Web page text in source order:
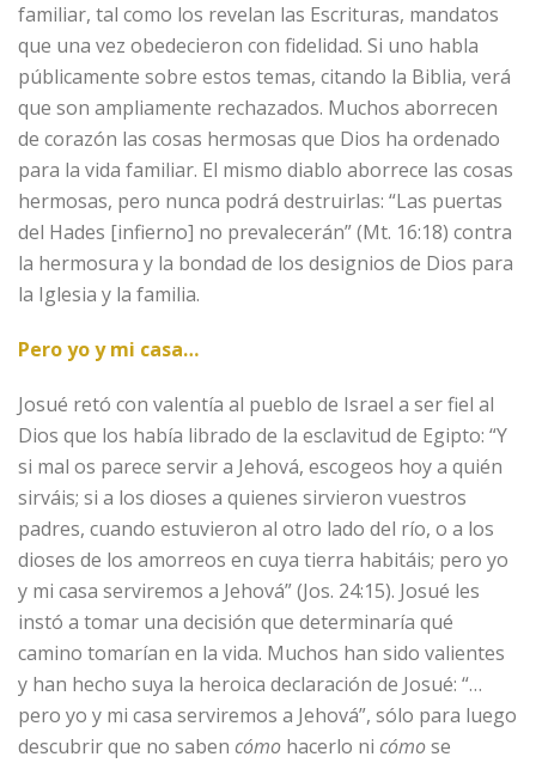
familiar, tal como los revelan las Escrituras, mandatos
que una vez obedecieron con fidelidad. Si uno habla
públicamente sobre estos temas, citando la Biblia, verá
que son ampliamente rechazados. Muchos aborrecen
de corazón las cosas hermosas que Dios ha ordenado
para la vida familiar. El mismo diablo aborrece las cosas
hermosas, pero nunca podrá destruirlas: “Las puertas
del Hades [infierno] no prevalecerán” (Mt. 16:18) contra
la hermosura y la bondad de los designios de Dios para
la Iglesia y la familia.
Pero yo y mi casa…
Josué retó con valentía al pueblo de Israel a ser fiel al
Dios que los había librado de la esclavitud de Egipto: “Y
si mal os parece servir a Jehová, escogeos hoy a quién
sirváis; si a los dioses a quienes sirvieron vuestros
padres, cuando estuvieron al otro lado del río, o a los
dioses de los amorreos en cuya tierra habitáis; pero yo
y mi casa serviremos a Jehová” (Jos. 24:15). Josué les
instó a tomar una decisión que determinaría qué
camino tomarían en la vida. Muchos han sido valientes
y han hecho suya la heroica declaración de Josué: “…
pero yo y mi casa serviremos a Jehová”, sólo para luego
descubrir que no saben cómo hacerlo ni cómose